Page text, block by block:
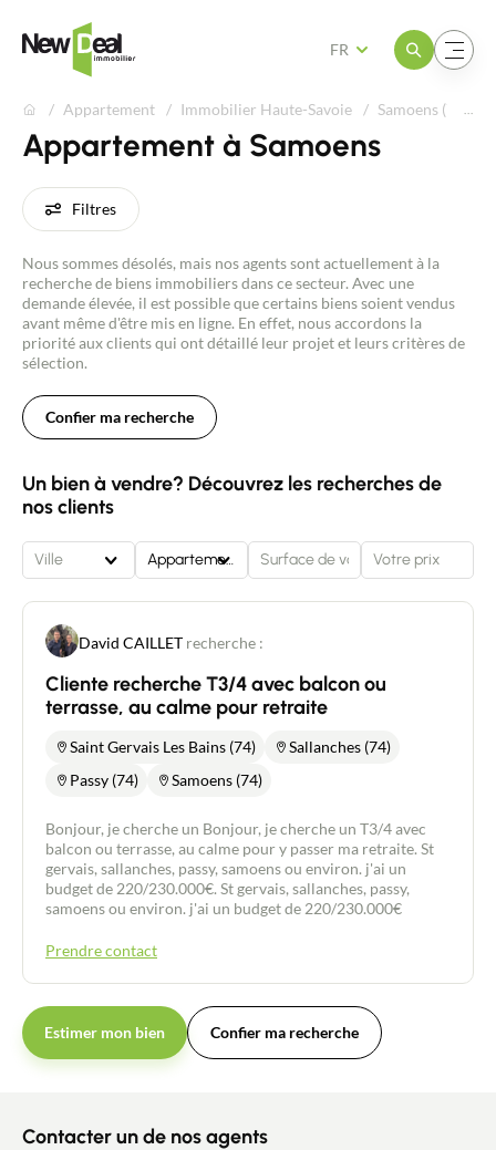
Ouvrir le menuOuvrir le menu
FR
Appartement Immobilier Haute-Savoie Samoens (74340)
Appartement à Samoens
Filtres
Nous sommes désolés, mais nos agents sont actuellement à la
recherche de biens immobiliers dans ce secteur. Avec une
demande élevée, il est possible que certains biens soient vendus
avant même d'être mis en ligne. En effet, nous accordons la
priorité aux clients qui ont détaillé leur projet et leurs critères de
sélection.
Confier ma recherche
Un bien à vendre? Découvrez les recherches de
nos clients
Ville Appartement
David CAILLET recherche :
Cliente recherche T3/4 avec balcon ou
terrasse, au calme pour retraite
Saint Gervais Les Bains (74)
Sallanches (74)
Passy (74)
Samoens (74)
Bonjour, je cherche un Bonjour, je cherche un T3/4 avec
balcon ou terrasse, au calme pour y passer ma retraite. St
gervais, sallanches, passy, samoens ou environ. j'ai un
budget de 220/230.000€. St gervais, sallanches, passy,
samoens ou environ. j'ai un budget de 220/230.000€
Prendre contact
Estimer mon bien Confier ma recherche
Contacter un de nos agents